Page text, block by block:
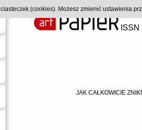
JAK CAŁKOWICIE
(cookies). Możesz zmienić ustawienia